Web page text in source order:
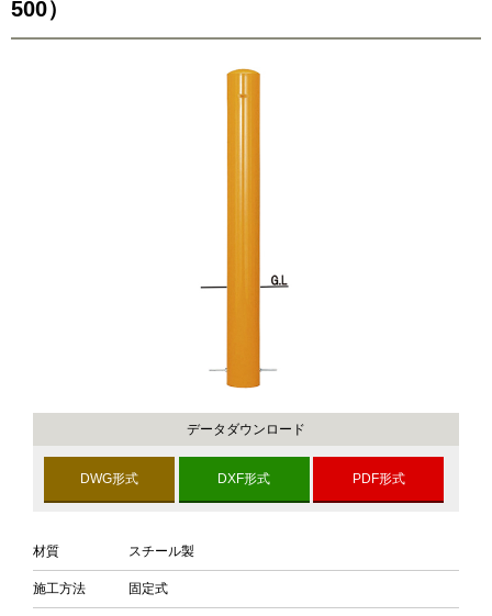
500）
データダウンロード
DWG形式 DXF形式 PDF形式
材質 スチール製
施工方法 固定式